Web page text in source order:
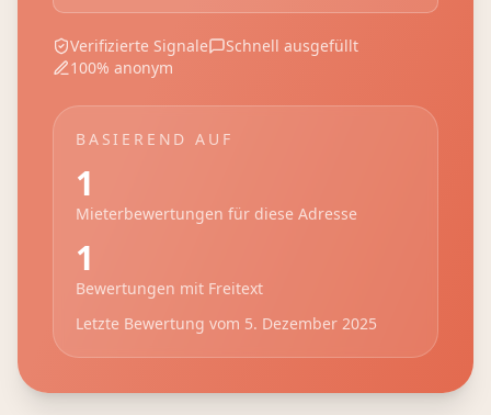
Verifizierte Signale
Schnell ausgefüllt
100% anonym
BASIEREND AUF
1
Mieterbewertungen für diese Adresse
1
Bewertungen mit Freitext
Letzte Bewertung vom 5. Dezember 2025